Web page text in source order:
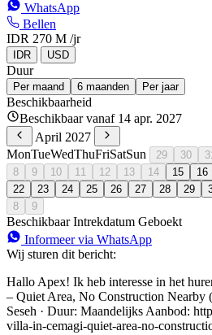
WhatsApp
Bellen
IDR 270 M /jr
IDR USD
Duur
Per maand 6 maanden Per jaar
Beschikbaarheid
Beschikbaar vanaf 14 apr. 2027
April 2027
MonTueWedThuFriSatSun 29 30
8
9 10 11 12 13 14 15 16
22
23 24 25 26 27 28 29
8
9
Beschikbaar Intrekdatum Geboekt
Informeer via WhatsApp
Wij sturen dit bericht:
Hallo Apex! Ik heb interesse in het
– Quiet Area, No Construction Nearby
Seseh · Duur: Maandelijks Aanbod:
villa-in-cemagi-quiet-area-no-